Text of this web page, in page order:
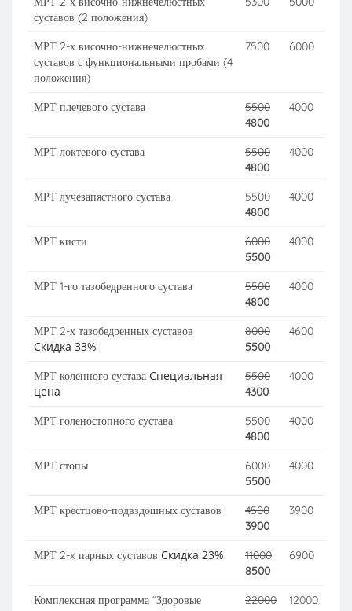
суставов (2 положения)
МРТ 2-х височно-нижнечелюстных
суставов с функциональными пробами (4
положения)
7500 6000
МРТ плечевого сустава
5500
4800
4000
МРТ локтевого сустава
5500
4800
4000
МРТ лучезапястного сустава
5500
4800
4000
МРТ кисти
6000
5500
4000
МРТ 1-го тазобедренного сустава
5500
4800
4000
МРТ 2-х тазобедренных суставов
Скидка 33%
8000
5500
4600
МРТ коленного сустава Специальная
цена
5500
4300
4000
МРТ голеностопного сустава
5500
4800
4000
МРТ стопы
6000
5500
4000
МРТ крестцово-подвздошных суставов
4500
3900
3900
МРТ 2-x парных суставов Скидка 23%
11000
8500
6900
Комплексная программа “Здоровые
22000
12000